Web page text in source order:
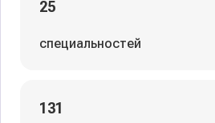
25
специальностей
131